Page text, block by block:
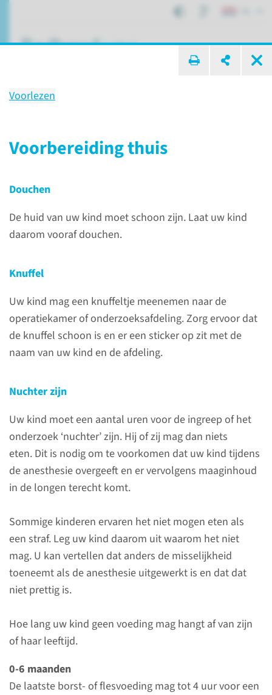
Voorlezen
Voorbereiding thuis
Douchen
De huid van uw kind moet schoon zijn. Laat uw kind
daarom vooraf douchen.
Knuffel
Uw kind mag een knuffeltje meenemen naar de
operatiekamer of onderzoeksafdeling. Zorg ervoor dat
de knuffel schoon is en er een sticker op zit met de
naam van uw kind en de afdeling.
Nuchter zijn
Uw kind moet een aantal uren voor de ingreep of het
onderzoek ‘nuchter’ zijn. Hij of zij mag dan niets
eten. Dit is nodig om te voorkomen dat uw kind tijdens
de anesthesie overgeeft en er vervolgens maaginhoud
in de longen terecht komt.
Sommige kinderen ervaren het niet mogen eten als
een straf. Leg uw kind daarom uit waarom het niet
mag. U kan vertellen dat anders de misselijkheid
toeneemt als de anesthesie uitgewerkt is en dat dat
niet prettig is.
Hoe lang uw kind geen voeding mag hangt af van zijn
of haar leeftijd.
0-6 maanden
De laatste borst- of flesvoeding mag tot 4 uur voor een
Patiëntenzorg
Anesthesie bij kinderen
Kinderen die worden
opgenomen voor een operatie
krijgen algehele anesthesie
(narcose). Ook bij sommige
behandelingen of onderzoeken
anesthesie gebeurt met een
infuus of masker.
lees meer
Contact
Polikliniek Anesthesiologie